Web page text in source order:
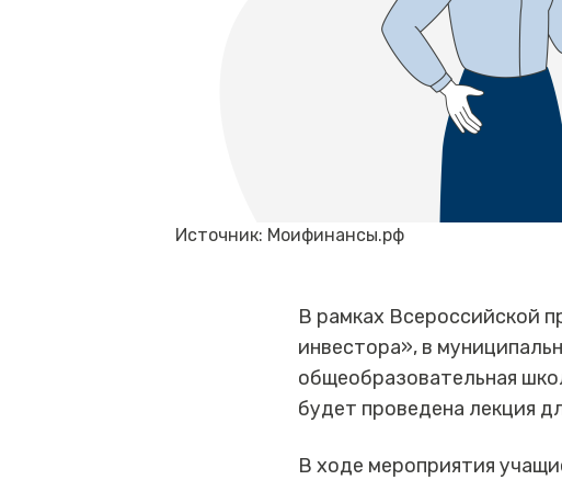
Источник: Моифинансы.рф
В рамках Всероссийской
инвестора», в
общеобразовательная
будет проведена лекция
В ходе мероприятия